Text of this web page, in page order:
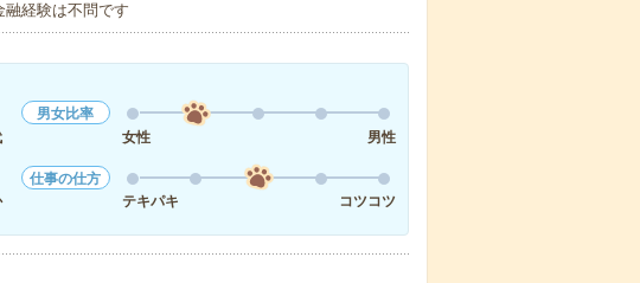
融経験は不問です
男女比率
女性
男性
仕事の仕方
テキパキ
コツコツ